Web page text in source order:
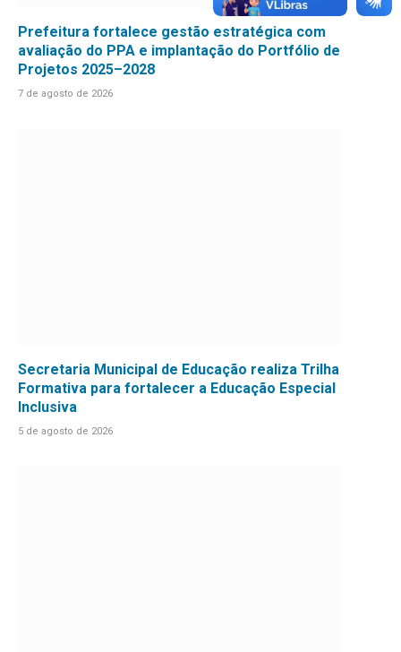
Prefeitura fortalece gestão estratégica com
avaliação do PPA e implantação do Portfólio de
Projetos 2025–2028
7 de agosto de 2026
Secretaria Municipal de Educação realiza Trilha
Formativa para fortalecer a Educação Especial
Inclusiva
5 de agosto de 2026